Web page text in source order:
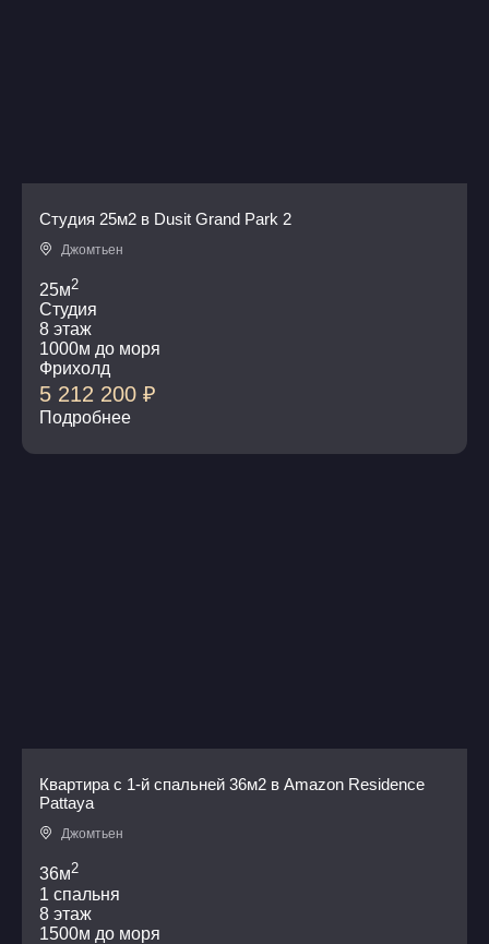
Студия 25м2 в Dusit Grand Park 2
Джомтьен
25м2
Студия
8 этаж
1000м до моря
Фрихолд
5 212 200 ₽
Подробнее
Квартира с 1-й спальней 36м2 в Amazon Residence
Pattaya
Джомтьен
36м2
1 спальня
8 этаж
1500м до моря